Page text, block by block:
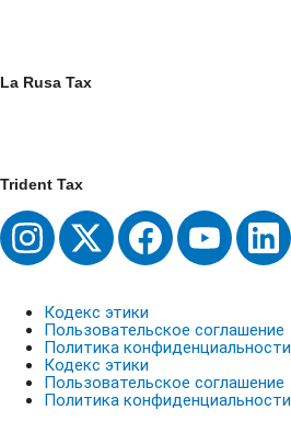
La Rusa Tax
Trident Tax
Кодекс этики
Пользовательское соглашение
Политика конфиденциальности
Кодекс этики
Пользовательское соглашение
Политика конфиденциальности